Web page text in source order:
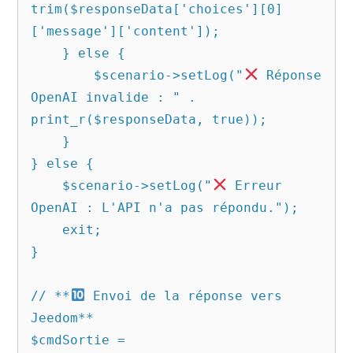
trim($responseData['choices'][0]
['message']['content']);
        $scenario->setLog("
Réponse
OpenAI invalide : " .
print_r($responseData, true));
} else {
    $scenario->setLog("
Erreur
OpenAI : L'API n'a pas répondu.");
}
// **
Envoi de la réponse vers
Jeedom**
$cmdSortie =